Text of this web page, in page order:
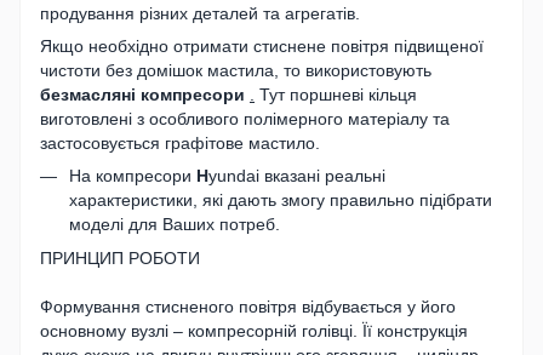
продування різних деталей та агрегатів.
Якщо необхідно отримати стиснене повітря підвищеної
чистоти без домішок мастила, то використовують
безмасляні компресори
Тут поршневі кільця
виготовлені з особливого полімерного матеріалу та
застосовується графітове мастило.
На компресори Hyundai вказані реальні
характеристики, які дають змогу правильно підібрати
моделі для Ваших потреб.
ПРИНЦИП РОБОТИ
Формування стисненого повітря відбувається у його
основному вузлі – компресорній голівці. Її конструкція